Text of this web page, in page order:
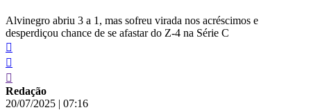
Alvinegro abriu 3 a 1, mas sofreu virada nos acréscimos e
desperdiçou chance de se afastar do Z-4 na Série C
Redação
20/07/2025 | 07:16